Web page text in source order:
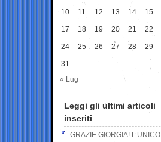
10 11 12 13 14 15
17 18 19 20 21 22
24 25 26 27 28 29
31
« Lug
Leggi gli ultimi articoli
inseriti
GRAZIE GIORGIA! L’UNICO